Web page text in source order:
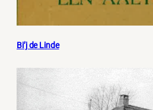
Bi’j de Linde